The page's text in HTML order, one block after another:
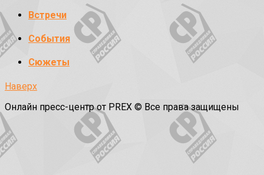
Встречи
События
Сюжеты
Наверх
Онлайн пресс-центр от PREX © Все права защищены